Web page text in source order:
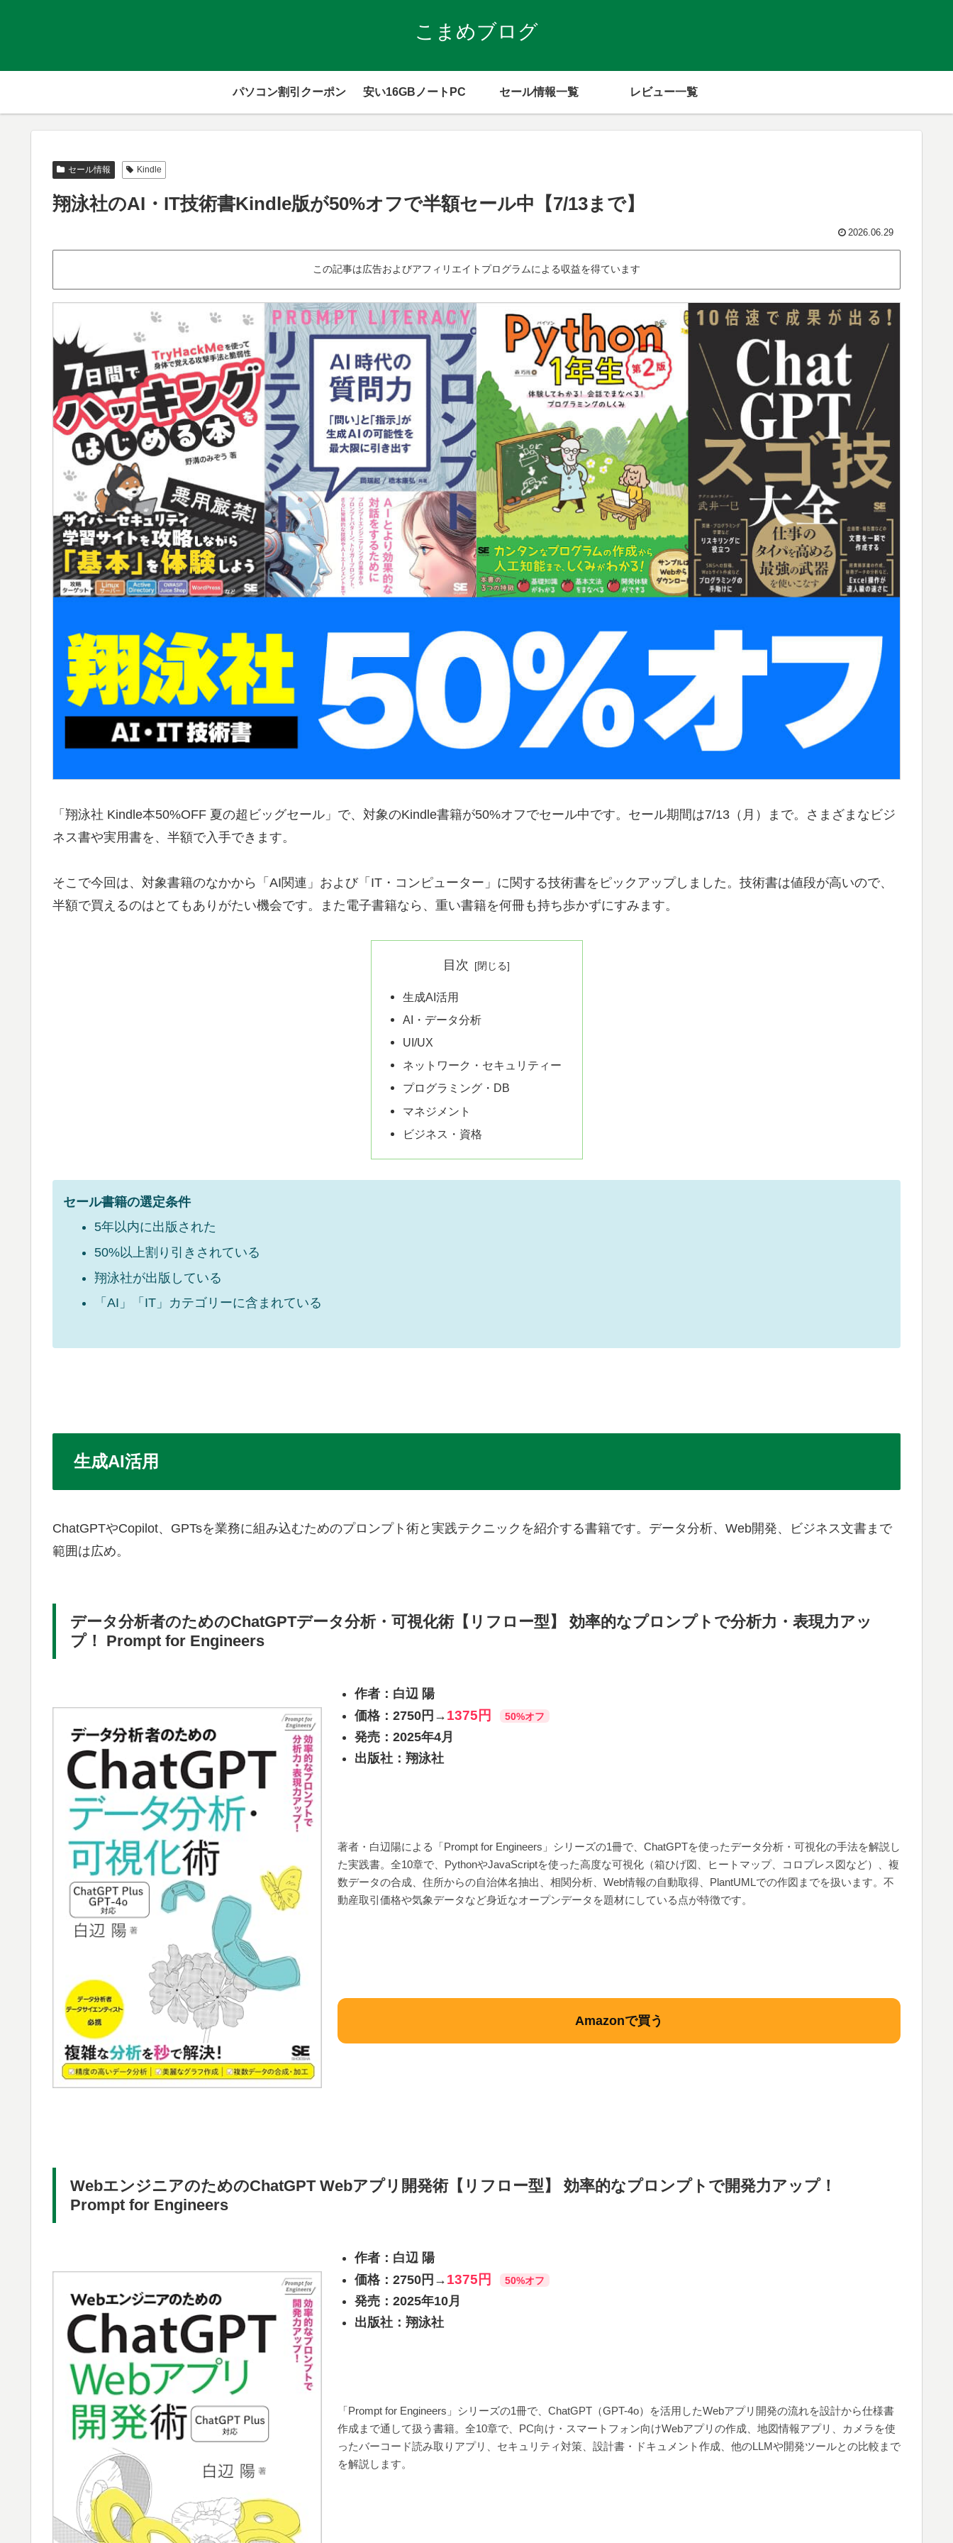
こまめブログ
パソコン割引クーポン 安い16GBノートPC セール情報一覧 レビュー一覧
セール情報 Kindle
翔泳社のAI・IT技術書Kindle版が50%オフで半額セール中【7/13まで】
2026.06.29
この記事は広告およびアフィリエイトプログラムによる収益を得ています
「翔泳社 Kindle本50%OFF 夏の超ビッグセール」で、対象のKindle書籍が50%オフでセール中です。セール期間は7/13（月）まで。さまざまなビジ
ネス書や実用書を、半額で入手できます。
そこで今回は、対象書籍のなかから「AI関連」および「IT・コンピューター」に関する技術書をピックアップしました。技術書は値段が高いので、
半額で買えるのはとてもありがたい機会です。また電子書籍なら、重い書籍を何冊も持ち歩かずにすみます。
目次
生成AI活用
AI・データ分析
UI/UX
ネットワーク・セキュリティー
プログラミング・DB
マネジメント
ビジネス・資格
セール書籍の選定条件
5年以内に出版された
50%以上割り引きされている
翔泳社が出版している
「AI」「IT」カテゴリーに含まれている
生成AI活用
ChatGPTやCopilot、GPTsを業務に組み込むためのプロンプト術と実践テクニックを紹介する書籍です。データ分析、Web開発、ビジネス文書まで
範囲は広め。
データ分析者のためのChatGPTデータ分析・可視化術【リフロー型】 効率的なプロンプトで分析力・表現力アッ
プ！ Prompt for Engineers
作者：白辺 陽
価格：2750円→ 1375円 50%オフ
発売：2025年4月
出版社：翔泳社
著者・白辺陽による「Prompt for Engineers」シリーズの1冊で、ChatGPTを使ったデータ分析・可視化の手法を解説し
た実践書。全10章で、PythonやJavaScriptを使った高度な可視化（箱ひげ図、ヒートマップ、コロプレス図など）、複
数データの合成、住所からの自治体名抽出、相関分析、Web情報の自動取得、PlantUMLでの作図までを扱います。不
動産取引価格や気象データなど身近なオープンデータを題材にしている点が特徴です。
Amazonで買う
WebエンジニアのためのChatGPT Webアプリ開発術【リフロー型】 効率的なプロンプトで開発力アップ！
Prompt for Engineers
作者：白辺 陽
価格：2750円→ 1375円 50%オフ
発売：2025年10月
出版社：翔泳社
「Prompt for Engineers」シリーズの1冊で、ChatGPT（GPT-4o）を活用したWebアプリ開発の流れを設計から仕様書
作成まで通して扱う書籍。全10章で、PC向け・スマートフォン向けWebアプリの作成、地図情報アプリ、カメラを使
ったバーコード読み取りアプリ、セキュリティ対策、設計書・ドキュメント作成、他のLLMや開発ツールとの比較まで
を解説します。